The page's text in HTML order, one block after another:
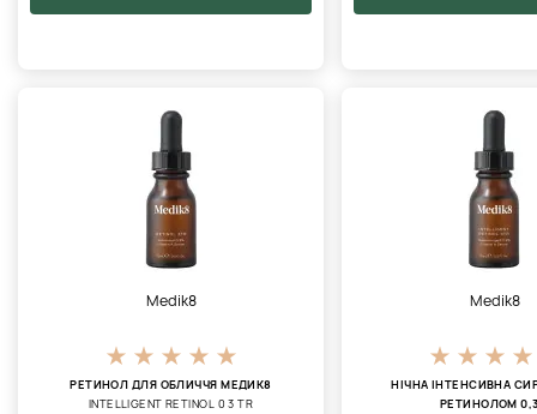
Medik8
РЕТИНОЛ ДЛЯ ОБЛИЧЧЯ МЕДИК8
INTELLIGENT RETINOL 0 3 TR
Medik8
НІЧНА ІНТЕНСИВНА
РЕТИНОЛОМ